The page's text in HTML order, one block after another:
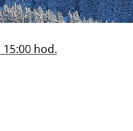
hod.